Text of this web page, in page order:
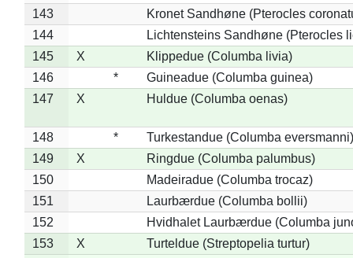
143
Kronet Sandhøne (Pterocles
144
Lichtensteins Sandhøne (Pterocles
145
X
Klippedue (Columba livia)
146
*
Guineadue (Columba guinea)
147
X Huldue (Columba oenas)
148 *
Turkestandue (Columba eversmanni)
149
X
Ringdue (Columba palumbus)
150
Madeiradue (Columba trocaz)
151
Laurbærdue (Columba bollii)
152
Hvidhalet Laurbærdue (Columba
153
X
Turteldue (Streptopelia turtur)